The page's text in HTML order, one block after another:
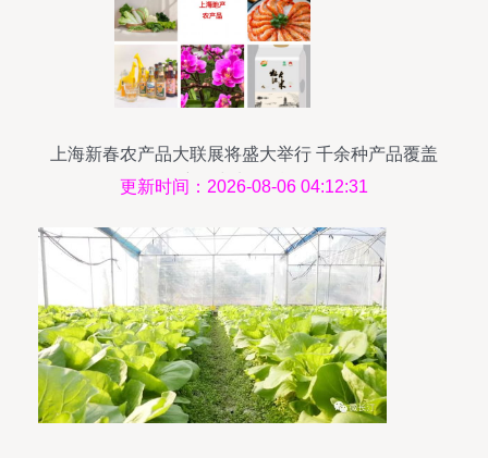
上海新春农产品大联展将盛大举行 千余种产品覆盖
新鲜与加工精品
更新时间：2026-08-06 04:12:31